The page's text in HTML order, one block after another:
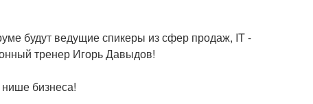
будут ведущие спикеры из сфер продаж, IT -
тренер Игорь Давыдов!
бизнеса!